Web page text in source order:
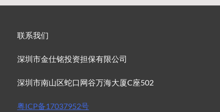
联系我们
深圳市金仕铭投资担保有限公司
深圳市南山区蛇口网谷万海大厦C座502
粤ICP备17037952号